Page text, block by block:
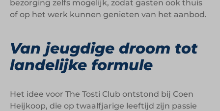
bezorging zelfs mogelijk, zodat gasten ook thuis
of op het werk kunnen genieten van het aanbod.
Van jeugdige droom tot
landelijke formule
Het idee voor The Tosti Club ontstond bij Coen
Heijkoop, die op twaalfjarige leeftijd zijn passie